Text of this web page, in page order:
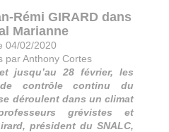
Rémi GIRARD dans
Marianne
04/02/2020
par Anthony Cortes
jusqu’au 28 février, les
de contrôle continu du
déroulent dans un climat
grévistes et
président du SNALC,